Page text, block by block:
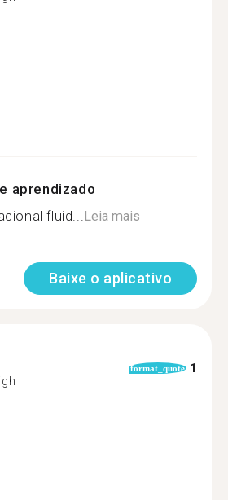
aprendizado
fluid...Leia mais
Baixe o aplicativo
format_quote 1